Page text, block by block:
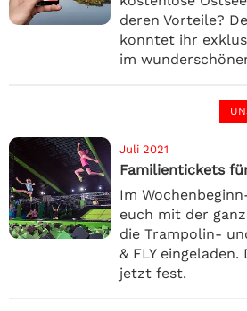
deren Vorteile?
konntet ihr
im
Juli 2021
Familientickets
Im
euch mit der
die Trampolin-
& FLY
jetzt fest.